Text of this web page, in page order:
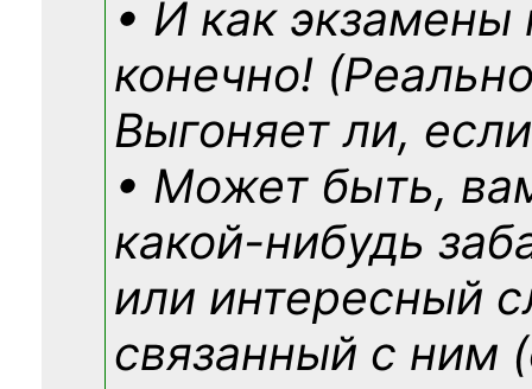
• И как экзамены
конечно!
Выгоняет ли,
• Может быть,
какой-нибудь
или интересный
связанный с ним